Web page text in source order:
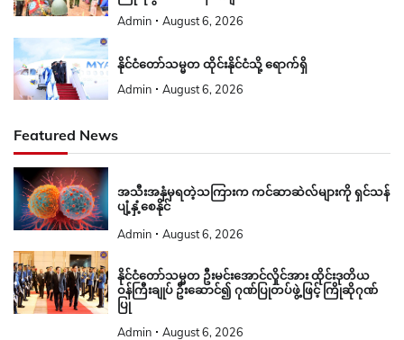
Admin August 6, 2026
နိုင်ငံတော်သမ္မတ ထိုင်းနိုင်ငံသို့ ရောက်ရှိ
Admin August 6, 2026
Featured News
အသီးအနှံမှရတဲ့သကြားက ကင်ဆာဆဲလ်များကို ရှင်သန်
ပျံ့နှံ့စေနိုင်
Admin August 6, 2026
နိုင်ငံတော်သမ္မတ ဦးမင်းအောင်လှိုင်အား ထိုင်းဒုတိယ
ဝန်ကြီးချုပ် ဦးဆောင်၍ ဂုဏ်ပြုတပ်ဖွဲ့ဖြင့် ကြိုဆိုဂုဏ်
ပြု
Admin August 6, 2026